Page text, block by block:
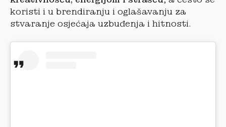
koristi i u brendiranju i oglašavanju za
stvaranje osjećaja uzbuđenja i hitnosti.